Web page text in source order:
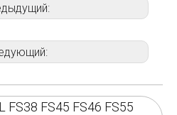
FS45 FS46 FS55